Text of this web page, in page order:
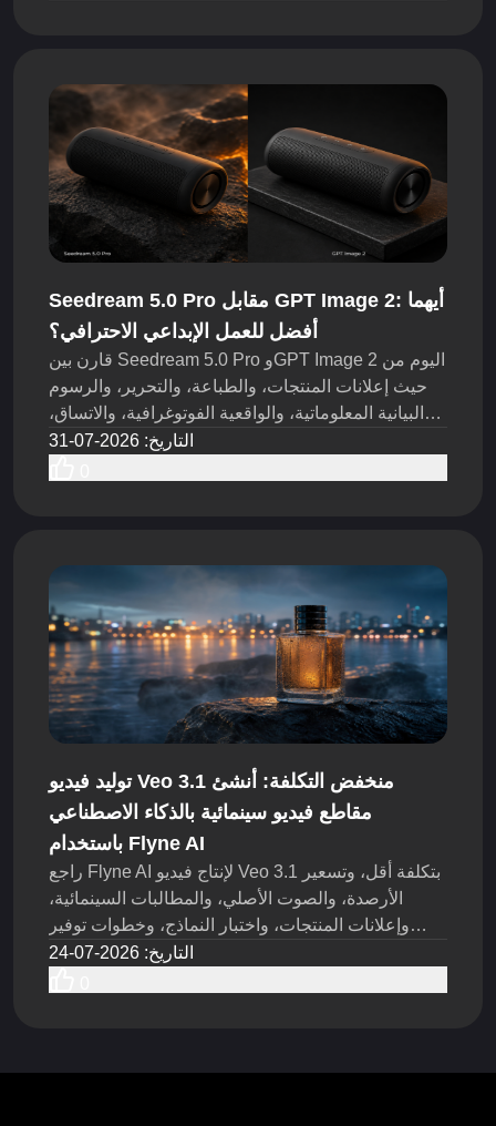
Seedream 5.0 Pro مقابل GPT Image 2: أيهما
أفضل للعمل الإبداعي الاحترافي؟
قارن بين Seedream 5.0 Pro وGPT Image 2 اليوم من
حيث إعلانات المنتجات، والطباعة، والتحرير، والرسوم
البيانية المعلوماتية، والواقعية الفوتوغرافية، والاتساق،
واختبارات المتصفح، ومسارات عمل واجهة برمجة
التاريخ:
2026-07-31
توليد فيديو Veo 3.1 منخفض التكلفة: أنشئ
مقاطع فيديو سينمائية بالذكاء الاصطناعي
باستخدام Flyne AI
راجع Flyne AI لإنتاج فيديو Veo 3.1 بتكلفة أقل، وتسعير
الأرصدة، والصوت الأصلي، والمطالبات السينمائية،
وإعلانات المنتجات، واختبار النماذج، وخطوات توفير
التكلفة.
التاريخ:
2026-07-24